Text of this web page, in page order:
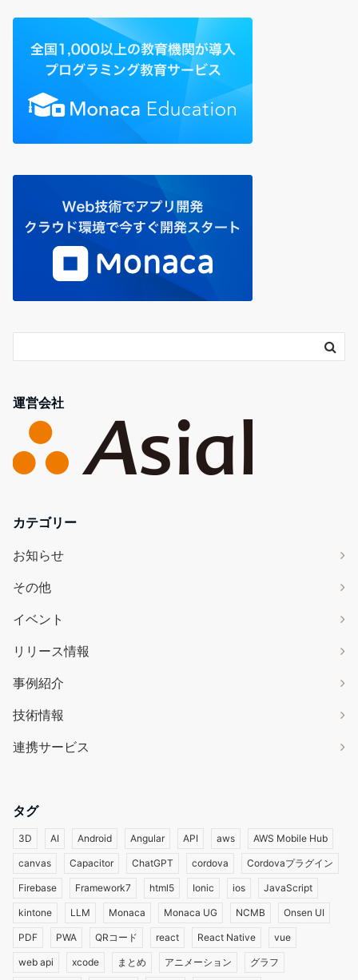
運営会社
カテゴリー
お知らせ
その他
イベント
リリース情報
事例紹介
技術情報
連携サービス
タグ
3D AI Android Angular API aws AWS Mobile Hub
canvas Capacitor ChatGPT cordova Cordovaプラグイン
Firebase Framework7 html5 Ionic ios JavaScript
kintone LLM Monaca Monaca UG NCMB Onsen UI
PDF PWA QRコード react React Native vue
web api xcode まとめ アニメーション グラフ